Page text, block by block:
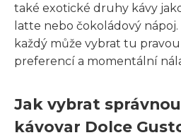
také exotické druhy kávy
latte nebo čokoládový
každý může vybrat tu
preferencí a momentální
Jak vybrat
kávovar Dolce